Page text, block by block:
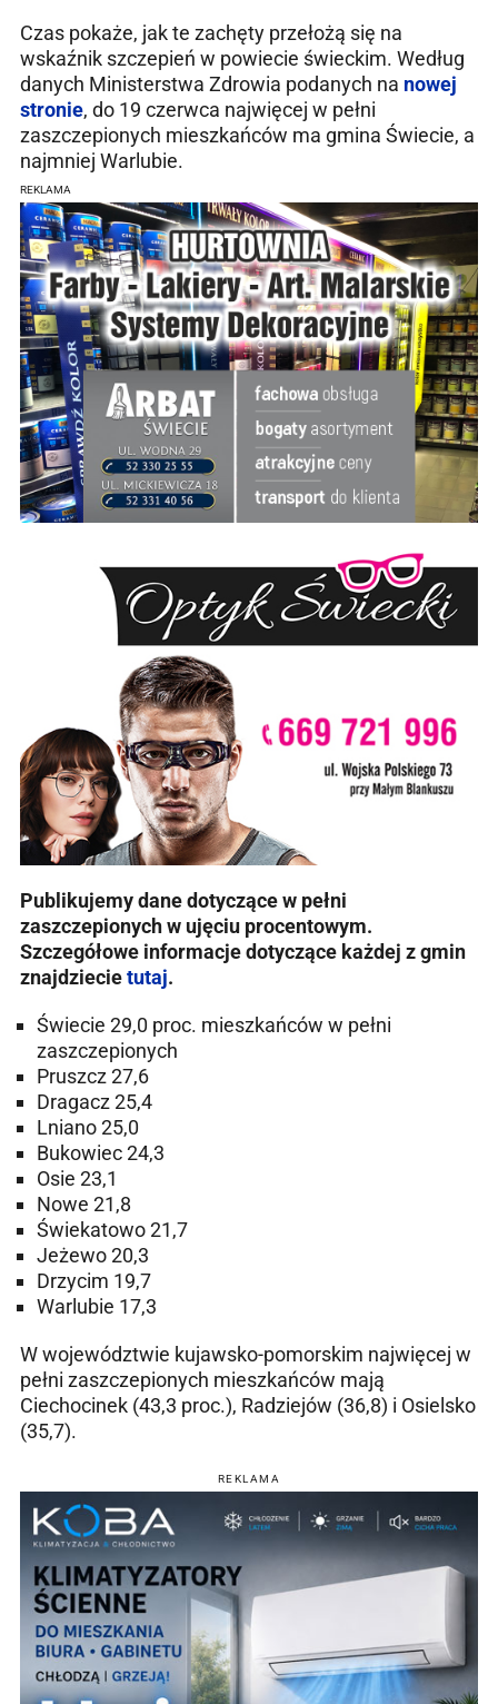
Czas pokaże, jak te zachęty przełożą się na
wskaźnik szczepień w powiecie świeckim. Według
danych Ministerstwa Zdrowia podanych na nowej
stronie, do 19 czerwca najwięcej w pełni
zaszczepionych mieszkańców ma gmina Świecie, a
najmniej Warlubie.
REKLAMA
Publikujemy dane dotyczące w pełni
zaszczepionych w ujęciu procentowym.
Szczegółowe informacje dotyczące każdej z gmin
znajdziecietutaj.
Świecie 29,0 proc. mieszkańców w pełni
zaszczepionych
Pruszcz 27,6
Dragacz 25,4
Lniano 25,0
Bukowiec 24,3
Osie 23,1
Nowe 21,8
Świekatowo 21,7
Jeżewo 20,3
Drzycim 19,7
Warlubie 17,3
W województwie kujawsko-pomorskim najwięcej w
pełni zaszczepionych mieszkańców mają
Ciechocinek (43,3 proc.), Radziejów (36,8) i Osielsko
(35,7).
REKLAMA